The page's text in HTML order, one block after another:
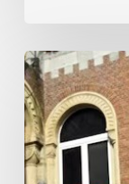
Notre
élu
de
la
semaine
:
Julien